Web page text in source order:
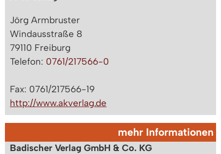
Jörg Armbruster
Windausstraße 8
79110 Freiburg
Telefon: 0761/217566-0
Fax: 0761/217566-19
http://www.akverlag.de
mehr Informationen
Badischer Verlag GmbH & Co. KG